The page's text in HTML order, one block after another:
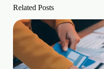
Related Posts